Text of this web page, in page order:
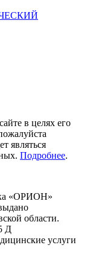
в целях его
являться
Подробнее.
«ОРИОН»
области.
Д
услуги